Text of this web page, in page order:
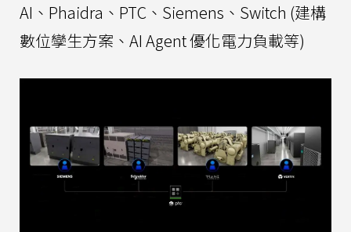
AI、Phaidra、PTC、Siemens、Switch (建構
數位孿生方案、AI Agent 優化電力負載等)